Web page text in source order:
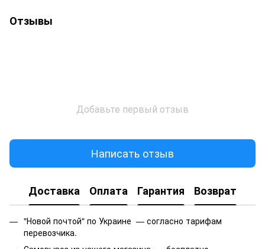
Отзывы
Добавьте первый отзыв
Написать отзыв
Доставка Оплата Гарантия Возврат
"Новой почтой" по Украине — согласно тарифам
перевозчика.